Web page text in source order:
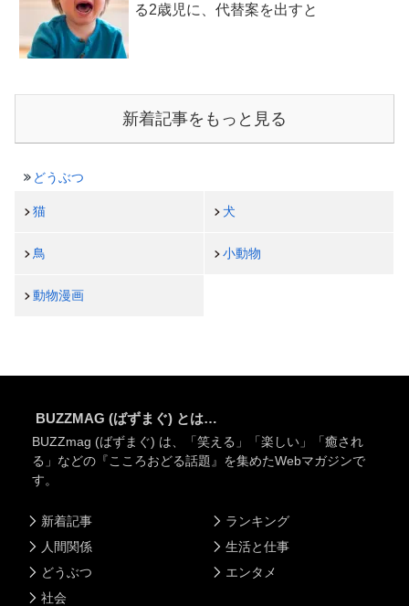
る2歳児に、代替案を出すと
新着記事をもっと見る
どうぶつ
猫 犬
鳥 小動物
動物漫画
BUZZMAG (ばずまぐ) とは…
BUZZmag (ばずまぐ) は、「笑える」「楽しい」「癒され
る」などの『こころおどる話題』を集めたWebマガジンで
す。
新着記事
人間関係
どうぶつ
社会
ランキング
生活と仕事
エンタメ